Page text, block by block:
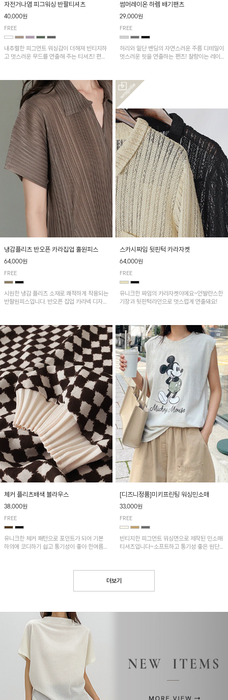
자전거나염 피그워싱 반팔티셔츠
40,000원
FREE
내추럴한 피그먼트 워싱감이 더해져 빈티지하
고 멋스러운 무드를 연출해 주는 티셔츠! 편안
썸머레이온 하렘 배기팬츠
29,000원
FREE
허리와 밑단 밴딩의 자연스러운 주름 디테일이
멋스러운 핏을 연출하는 팬츠! 찰랑이는 레이
기기 좋은 아이템입니다~
냉감플리츠 반오픈 카라집업 훌원피스
64,000원
FREE
시원한 냉감 플리츠 소재로 쾌적하게 착용되는
반팔원피스입니다. 반오픈 집업 카라넥 디자인
줘요~
스카시짜임 뒷핀턱 카라자켓
64,000원
FREE
유니크한 짜임의 카라자켓이에요~언발란스한
기장과 뒷핀턱라인으로 멋스럽게 연출돼요!
체커 플리츠배색 블라우스
38,000원
FREE
유니크한 체커 패턴으로 포인트가 되어 기본
하의에 코디하기 쉽고 통기성이 좋아 한여름에
[디즈니정품]미키프린팅 워싱민소매
33,000원
FREE
빈티지한 피그먼트 워싱면으로 제작된 민소매
티셔츠입니다~소프트하고 통기성 좋은 원단
더보기